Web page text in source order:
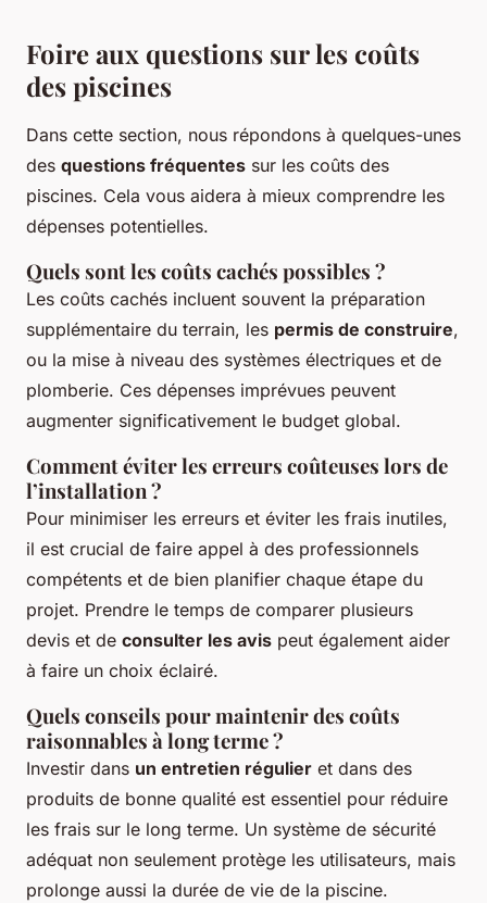
Foire aux questions sur les coûts
des piscines
Dans cette section, nous répondons à quelques-unes
des questions fréquentes sur les coûts des
piscines. Cela vous aidera à mieux comprendre les
dépenses potentielles.
Quels sont les coûts cachés possibles ?
Les coûts cachés incluent souvent la préparation
supplémentaire du terrain, les permis de construire,
ou la mise à niveau des systèmes électriques et de
plomberie. Ces dépenses imprévues peuvent
augmenter significativement le budget global.
Comment éviter les erreurs coûteuses lors de
l’installation ?
Pour minimiser les erreurs et éviter les frais inutiles,
il est crucial de faire appel à des professionnels
compétents et de bien planifier chaque étape du
projet. Prendre le temps de comparer plusieurs
devis et de consulter les avis peut également aider
à faire un choix éclairé.
Quels conseils pour maintenir des coûts
raisonnables à long terme ?
Investir dans un entretien régulier et dans des
produits de bonne qualité est essentiel pour réduire
les frais sur le long terme. Un système de sécurité
adéquat non seulement protège les utilisateurs, mais
prolonge aussi la durée de vie de la piscine.